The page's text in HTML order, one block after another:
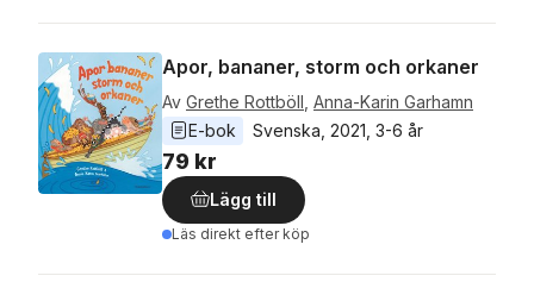
Apor, bananer, storm och orkaner
Av Grethe Rottböll Anna-Karin Garhamn
E-bok
Svenska 2021 3-6 år
79 kr
Lägg till
Läs direkt efter köp